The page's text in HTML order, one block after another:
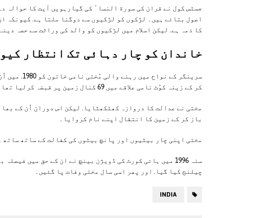
جسٹس کول نے قران کی سورة النساٴ کی گیارہویں آیت کا حوالہ
اصول بتائے ہیں۔ لڑکوں کو لڑکیوں سے دوگنا ملتا ہے. کیونکہ
کا ذمہ ہے. لیکن اسلام میں لڑکیوں کو والد کی وراثت سے حصہ
خاندان کو چار دہائی تک انتظار
سرینگر کے
کر کے زینہ کوُٹ نامی علاقے میں 69 کنال زمین پر قبضہ کرلیا تھا۔
مختی نے عدالت کا دروازہ کھٹکھٹایا. لیکن اس دوران اُن کے
باز کر کے زمین کا انتقال اپنے نام کروایا۔
مختی اپنی چار بیٹیوں اور پانچ بیٹوں کی کفالت کے ساتھ ساتھ
سنہ 1996 میں ہائی کورٹ کی ڈویژن بینچ نے ان کے حق میں
چیلنج کیا گیا. اور پھر اسی سال مختی وفات پا گئیں۔
INDIA